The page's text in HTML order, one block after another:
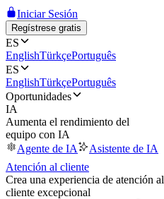
Iniciar Sesión
Regístrese gratis
ES
EnglishTürkçePortuguês
ES
EnglishTürkçePortuguês
Oportunidades
IA
Aumenta el rendimiento del
equipo con IA
Agente de IA
Asistente de IA
Atención al cliente
Crea una experiencia de atención al
cliente excepcional